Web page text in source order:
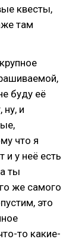
квесты,
там
буду её
ну, и
что я
и у неё есть
ты
же самого
это
то какие-